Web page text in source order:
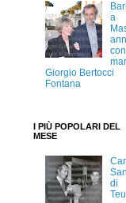
a
con
Giorgio Bertocci
Fontana
I PIÙ POPOLARI DEL
MESE
di